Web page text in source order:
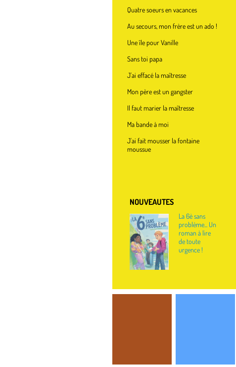
Quatre soeurs en vacances
Au secours, mon frère est un ado !
Une île pour Vanille
Sans toi papa
J'ai effacé la maîtresse
Mon père est un gangster
Il faut marier la maîtresse
Ma bande à moi
J'ai fait mousser la fontaine
moussue
NOUVEAUTES
La 6è sans
problème... Un
roman à lire
de toute
urgence !